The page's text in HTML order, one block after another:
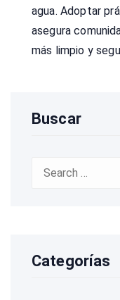
agua. Adoptar
asegura
más limpio y
Buscar
Search
Categorías